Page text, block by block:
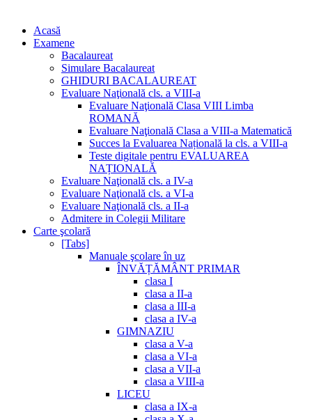
Acasă
Examene
Bacalaureat
Simulare Bacalaureat
GHIDURI BACALAUREAT
Evaluare Naţională cls. a VIII-a
Evaluare Naţională Clasa VIII Limba
ROMANĂ
Evaluare Naţională Clasa a VIII-a Matematică
Succes la Evaluarea Națională la cls. a VIII-a
Teste digitale pentru EVALUAREA
NAȚIONALĂ
Evaluare Naţională cls. a IV-a
Evaluare Naţională cls. a VI-a
Evaluare Naţională cls. a II-a
Admitere in Colegii Militare
Carte şcolară
[Tabs]
Manuale şcolare în uz
ÎNVĂȚĂMÂNT PRIMAR
clasa I
clasa a II-a
clasa a III-a
clasa a IV-a
GIMNAZIU
clasa a V-a
clasa a VI-a
clasa a VII-a
clasa a VIII-a
LICEU
clasa a IX-a